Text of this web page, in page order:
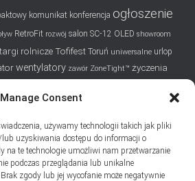
Manage Consent
używamy technologii takich jak pliki
lub uzyskiwania dostępu do informacji o
na te technologie umożliwi nam przetwarzanie
podczas przeglądania lub unikalne
zgody lub jej wycofanie może negatywnie
komunikat konferencja ogłoszenie
RetroFit rozwój salon SC-12 OLED showroom
targi rolniczeTofifest Toruń uniwersalne urlop
wentylatory zawór ZoneTight™ życzenia
jeśli chciał(a)byś otrzymywać informacje